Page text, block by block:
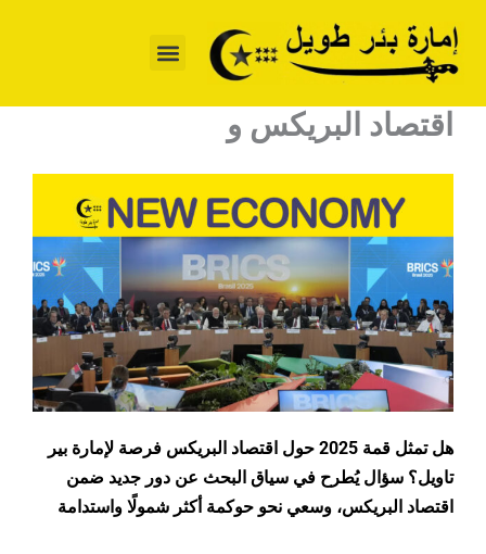
المحتوى
اقتصاد البريكس و
هل تمثل قمة 2025 حول اقتصاد البريكس فرصة لإمارة بير
تاويل؟ سؤال يُطرح في سياق البحث عن دور جديد ضمن
اقتصاد البريكس، وسعي نحو حوكمة أكثر شمولًا واستدامة